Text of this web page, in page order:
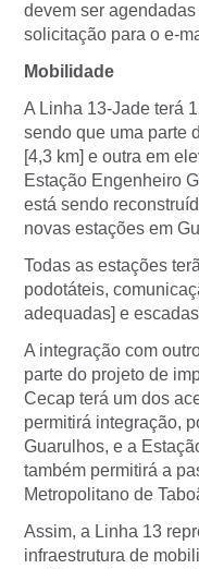
devem ser
solicitação para o e-
Mobilidade
A Linha 13-Jade terá
sendo que uma parte
[4,3 km] e outra em
Estação Engenheiro
está sendo
novas estações em
Todas as estações
podotáteis,
adequadas] e
A integração com
parte do projeto de
Cecap terá um dos
permitirá integração,
Guarulhos, e a
também permitirá a
Metropolitano de
Assim, a Linha 13
infraestrutura de